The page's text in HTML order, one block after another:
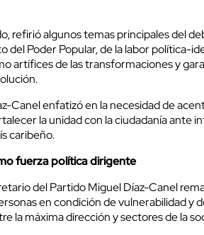
refirió algunos temas principales del
del Poder Popular, de la labor política-
artífices de las transformaciones y
Canel enfatizó en la necesidad de
la unidad con la ciudadanía ante
caribeño.
fuerza política dirigente
del Partido Miguel Díaz-Canel
en condición de vulnerabilidad y
la máxima dirección y sectores de la